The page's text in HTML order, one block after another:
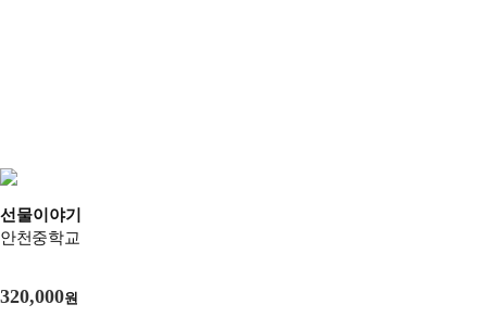
선물이야기
안천중학교
320,000원